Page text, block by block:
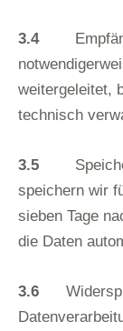
3.4
weitergeleitet,
technisch
3.5
speichern wir
sieben Tage
die Daten
3.6